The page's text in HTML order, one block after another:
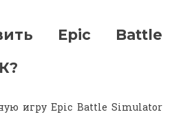
Epic Battle
игру Epic Battle Simulator